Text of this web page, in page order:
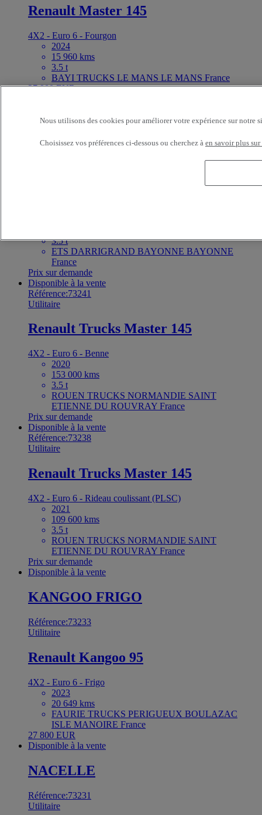
Renault Master 145
4X2 - Euro 6 - Fourgon
2024
15 960 kms
3.5 t
BAYI TRUCKS LE MANS LE MANS France
27 900 EUR
7 PLACES
Référence:70390
3.5 t
ETS DARRIGRAND BAYONNE BAYONNE
France
Prix sur demande
Disponible à la vente
Référence:73241
Utilitaire
Renault Trucks Master 145
4X2 - Euro 6 - Benne
2020
153 000 kms
3.5 t
ROUEN TRUCKS NORMANDIE SAINT
ETIENNE DU ROUVRAY France
Prix sur demande
Disponible à la vente
Référence:73238
Utilitaire
Renault Trucks Master 145
4X2 - Euro 6 - Rideau coulissant (PLSC)
2021
109 600 kms
3.5 t
ROUEN TRUCKS NORMANDIE SAINT
ETIENNE DU ROUVRAY France
Prix sur demande
Disponible à la vente
KANGOO FRIGO
Référence:73233
Utilitaire
Renault Kangoo 95
4X2 - Euro 6 - Frigo
2023
20 649 kms
FAURIE TRUCKS PERIGUEUX BOULAZAC
ISLE MANOIRE France
27 800 EUR
Disponible à la vente
NACELLE
Référence:73231
Utilitaire
Nous utilisons des cookies pour améliorer votre expérience sur notre
Choisissez vos préférences ci-dessous ou cherchez à en savoir plus